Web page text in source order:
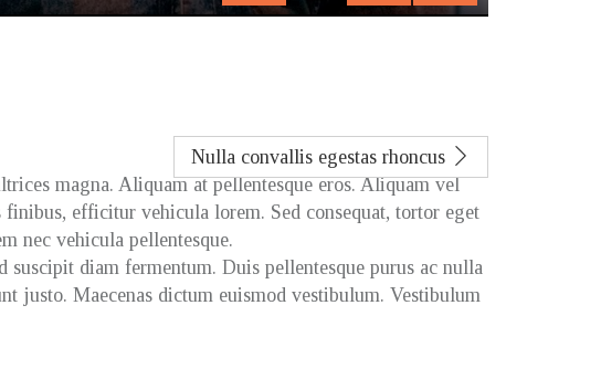
Nulla convallis egestas rhoncus
magna. Aliquam at pellentesque eros. Aliquam vel
finibus, efficitur vehicula lorem. Sed consequat, tortor eget
nec vehicula pellentesque.
suscipit diam fermentum. Duis pellentesque purus ac nulla
justo. Maecenas dictum euismod vestibulum. Vestibulum